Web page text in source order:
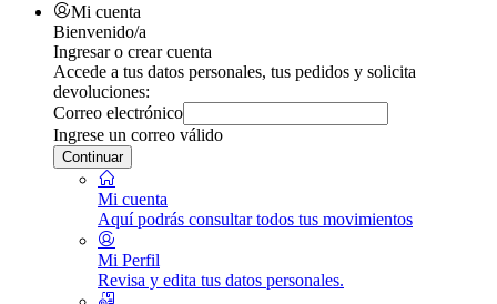
Mi cuenta
Bienvenido/a
Ingresar o crear cuenta
Accede a tus datos personales, tus pedidos y solicita
devoluciones:
Correo electrónico
Ingrese un correo válido
Continuar
Mi cuenta
Aquí podrás consultar todos tus movimientos
Mi Perfil
Revisa y edita tus datos personales.